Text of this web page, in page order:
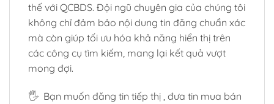
thế với QCBDS. Đội ngũ chuyên gia của chúng tôi
không chỉ đảm bảo nội dung tin đăng chuẩn xác
mà còn giúp tối ưu hóa khả năng hiển thị trên
các công cụ tìm kiếm, mang lại kết quả vượt
mong đợi.
🖐️ Bạn muốn đăng tin tiếp thị , đưa tin mua bán